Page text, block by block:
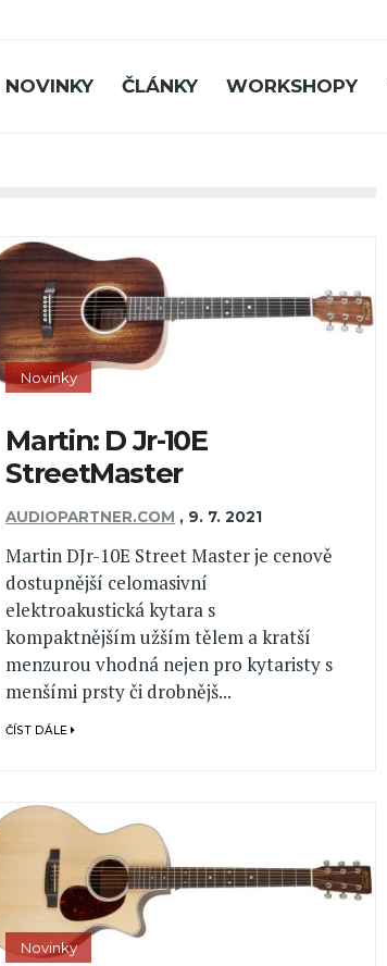
NOVINKY ČLÁNKY WORKSHOPY
Novinky
Martin: D Jr-10E
StreetMaster
AUDIOPARTNER.COM , 9. 7. 2021
Martin DJr-10E Street Master je cenově
dostupnější celomasivní
elektroakustická kytara s
kompaktnějším užším tělem a kratší
menzurou vhodná nejen pro kytaristy s
menšími prsty či drobnějš...
ČÍST DÁLE
Novinky